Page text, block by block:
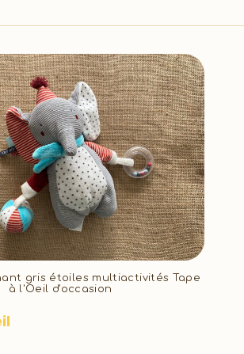
gris étoiles multiactivités Tape
à l'Oeil d'occasion